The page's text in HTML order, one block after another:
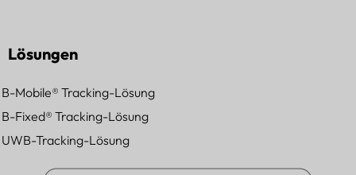
Lösungen
B-Mobile® Tracking-Lösung
B-Fixed® Tracking-Lösung
UWB-Tracking-Lösung